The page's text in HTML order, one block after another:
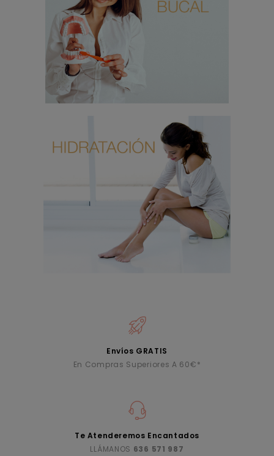
Envíos GRATIS
En Compras Superiores A 60€*
Te Atenderemos Encantados
LLÁMANOS 636 571 987